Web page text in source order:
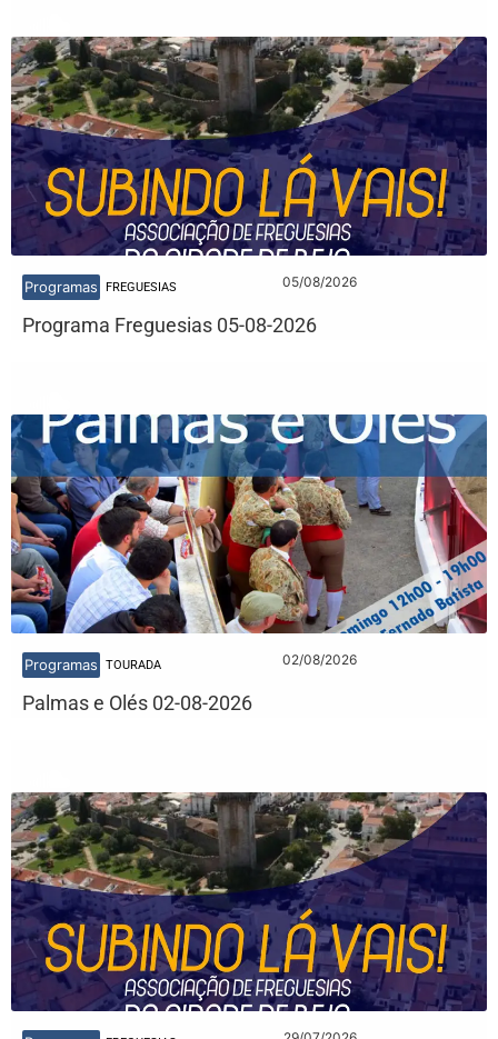
Programas FREGUESIAS 05/08/2026
Programa Freguesias 05-08-2026
Programas TOURADA 02/08/2026
Palmas e Olés 02-08-2026